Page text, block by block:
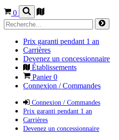
0
Prix garanti pendant 1 an
Carrières
Devenez un concessionnaire
Établissements
Panier0
Connexion / Commandes
Connexion / Commandes
Prix garanti pendant 1 an
Carrières
Devenez un concessionnaire